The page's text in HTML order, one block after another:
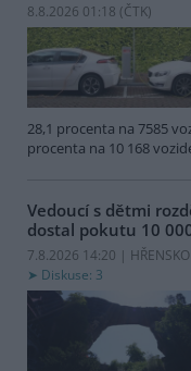
8.8.2026 01:18 (ČTK)
28,1 procenta na 7585
procenta na 10 168
Vedoucí s dětmi
dostal pokutu 10
7.8.2026 14:20 |
Diskuse: 3